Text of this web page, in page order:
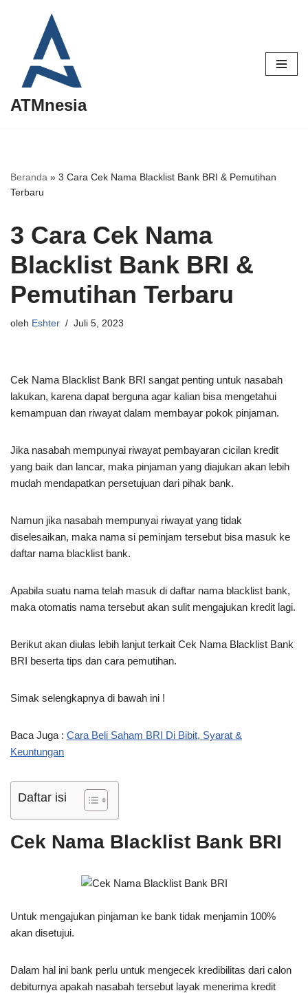
Lompat
konten
ATMnesia
Beranda » 3 Cara Cek Nama Blacklist Bank BRI & Pemutihan
Terbaru
3 Cara Cek Nama
Blacklist Bank BRI &
Pemutihan Terbaru
oleh Eshter Juli 5, 2023
Cek Nama Blacklist Bank BRI sangat penting untuk nasabah
lakukan, karena dapat berguna agar kalian bisa mengetahui
kemampuan dan riwayat dalam membayar pokok pinjaman.
Jika nasabah mempunyai riwayat pembayaran cicilan kredit
yang baik dan lancar, maka pinjaman yang diajukan akan lebih
mudah mendapatkan persetujuan dari pihak bank.
Namun jika nasabah mempunyai riwayat yang tidak
diselesaikan, maka nama si peminjam tersebut bisa masuk ke
daftar nama blacklist bank.
Apabila suatu nama telah masuk di daftar nama blacklist bank,
maka otomatis nama tersebut akan sulit mengajukan kredit lagi.
Berikut akan diulas lebih lanjut terkait Cek Nama Blacklist Bank
BRI beserta tips dan cara pemutihan.
Simak selengkapnya di bawah ini !
Baca Juga : Cara Beli Saham BRI Di Bibit, Syarat &
Keuntungan
Daftar isi
Cek Nama Blacklist Bank BRI
Untuk mengajukan pinjaman ke bank tidak menjamin 100%
akan disetujui.
Dalam hal ini bank perlu untuk mengecek kredibilitas dari calon
debiturnya apakah nasabah tersebut layak menerima kredit